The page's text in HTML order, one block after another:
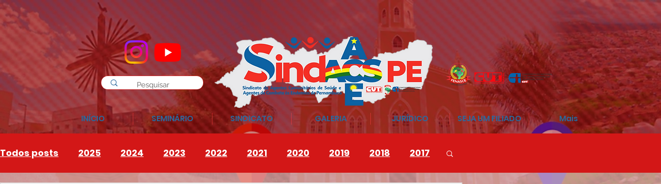
INÍCIO SEMINÁRIO SINDICATO GALERIA JURÍDICO SEJA UM FILIADO Mais
Todos posts 2025 2024 2023 2022 2021 2020 2019 2018 2017